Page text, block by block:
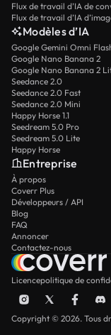
Flux de travail d’IA de
Flux de travail d’IA
Modèles d’IA
Google Gemini Omni
Google Nano Banana 2
Google Nano Banana 2
Seedance 2.0
Seedance 2.0 Fast
Seedance 2.0 Mini
Happy Horse 1.1
Seedream 5.0 Pro
Seedream 5.0 Lite
Happy Horse
Entreprise
À propos
Coverr Plus
Développeurs / API
Blog
FAQ
Annoncer
Contactez-nous
Licencepolitique de
Copyright © 2026. Tous